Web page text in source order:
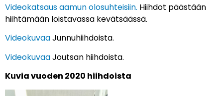
Videokatsaus aamun olosuhteisiin. Hiihdot päästään
hiihtämään loistavassa kevätsäässä.
VideokuvaaJunnuhiihdoista.
VideokuvaaJoutsan hiihdoista.
Kuvia vuoden 2020 hiihdoista